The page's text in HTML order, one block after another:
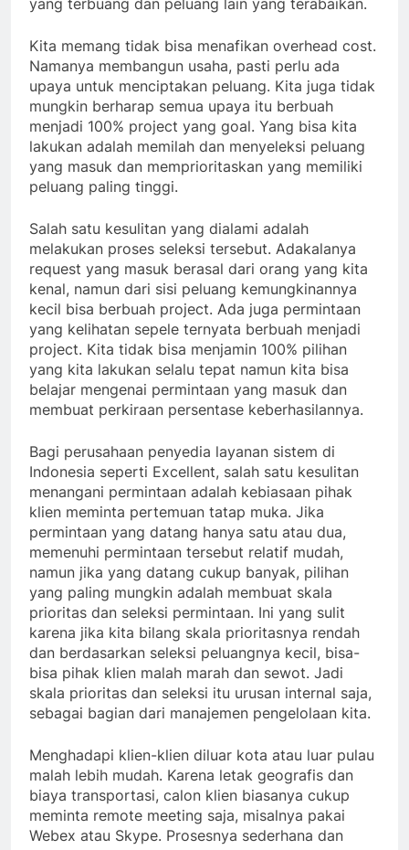
yang terbuang dan peluang lain yang terabaikan.
Kita memang tidak bisa menafikan overhead cost.
Namanya membangun usaha, pasti perlu ada
upaya untuk menciptakan peluang. Kita juga tidak
mungkin berharap semua upaya itu berbuah
menjadi 100% project yang goal. Yang bisa kita
lakukan adalah memilah dan menyeleksi peluang
yang masuk dan memprioritaskan yang memiliki
peluang paling tinggi.
Salah satu kesulitan yang dialami adalah
melakukan proses seleksi tersebut. Adakalanya
request yang masuk berasal dari orang yang kita
kenal, namun dari sisi peluang kemungkinannya
kecil bisa berbuah project. Ada juga permintaan
yang kelihatan sepele ternyata berbuah menjadi
project. Kita tidak bisa menjamin 100% pilihan
yang kita lakukan selalu tepat namun kita bisa
belajar mengenai permintaan yang masuk dan
membuat perkiraan persentase keberhasilannya.
Bagi perusahaan penyedia layanan sistem di
Indonesia seperti Excellent, salah satu kesulitan
menangani permintaan adalah kebiasaan pihak
klien meminta pertemuan tatap muka. Jika
permintaan yang datang hanya satu atau dua,
memenuhi permintaan tersebut relatif mudah,
namun jika yang datang cukup banyak, pilihan
yang paling mungkin adalah membuat skala
prioritas dan seleksi permintaan. Ini yang sulit
karena jika kita bilang skala prioritasnya rendah
dan berdasarkan seleksi peluangnya kecil, bisa-
bisa pihak klien malah marah dan sewot. Jadi
skala prioritas dan seleksi itu urusan internal saja,
sebagai bagian dari manajemen pengelolaan kita.
Menghadapi klien-klien diluar kota atau luar pulau
malah lebih mudah. Karena letak geografis dan
biaya transportasi, calon klien biasanya cukup
meminta remote meeting saja, misalnya pakai
Webex atau Skype. Prosesnya sederhana dan